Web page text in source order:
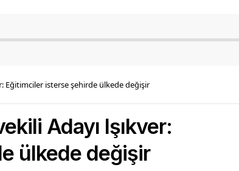
Eğitimciler isterse şehirde ülkede değişir
Adayı Işıkver:
ülkede değişir